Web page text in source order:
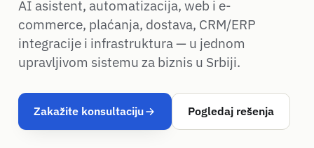
AI asistent, automatizacija, web i e-
commerce, plaćanja, dostava, CRM/ERP
integracije i infrastruktura — u jednom
upravljivom sistemu za biznis u Srbiji.
Zakažite konsultaciju Pogledaj rešenja